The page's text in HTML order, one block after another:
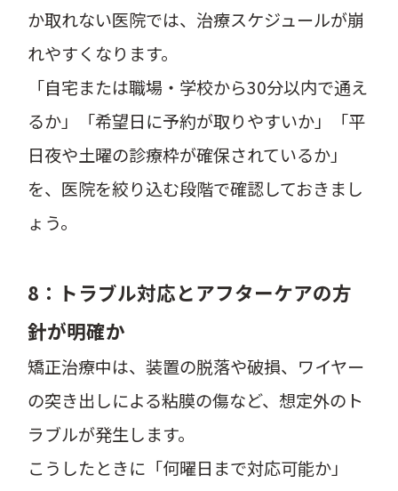
か取れない医院では、治療スケジュールが崩
れやすくなります。
「自宅または職場・学校から30分以内で通え
るか」「希望日に予約が取りやすいか」「平
日夜や土曜の診療枠が確保されているか」
を、医院を絞り込む段階で確認しておきまし
ょう。
8：トラブル対応とアフターケアの方
針が明確か
矯正治療中は、装置の脱落や破損、ワイヤー
の突き出しによる粘膜の傷など、想定外のト
ラブルが発生します。
こうしたときに「何曜日まで対応可能か」